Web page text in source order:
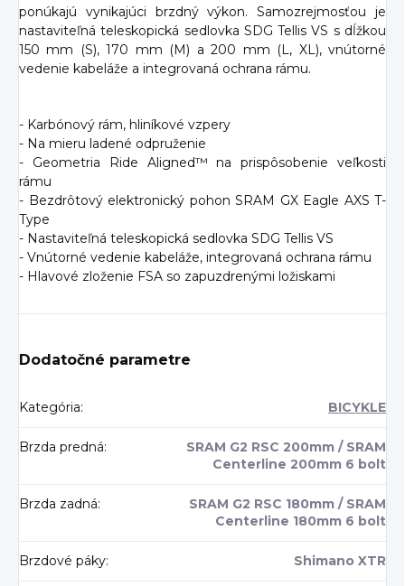
ponúkajú vynikajúci brzdný výkon. Samozrejmosťou je
nastaviteľná teleskopická sedlovka SDG Tellis VS s dĺžkou
150 mm (S), 170 mm (M) a 200 mm (L, XL), vnútorné
vedenie kabeláže a integrovaná ochrana rámu.
- Karbónový rám, hliníkové vzpery
- Na mieru ladené odpruženie
- Geometria Ride Aligned™ na prispôsobenie veľkosti
rámu
- Bezdrôtový elektronický pohon SRAM GX Eagle AXS T-
Type
- Nastaviteľná teleskopická sedlovka SDG Tellis VS
- Vnútorné vedenie kabeláže, integrovaná ochrana rámu
- Hlavové zloženie FSA so zapuzdrenými ložiskami
Dodatočné parametre
Kategória: BICYKLE
Brzda predná:
SRAM G2 RSC 200mm / SRAM
Centerline 200mm 6 bolt
Brzda zadná:
SRAM G2 RSC 180mm / SRAM
Centerline 180mm 6 bolt
Brzdové páky: Shimano XTR